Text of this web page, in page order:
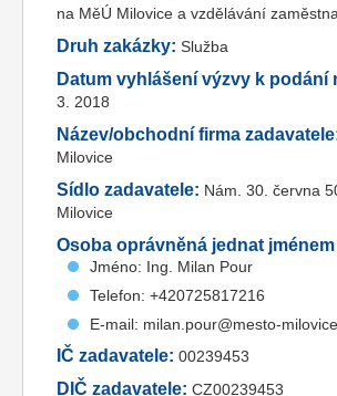
na MěÚ Milovice a vzdělávání
Druh zakázky: Služba
Datum vyhlášení výzvy k podání
3. 2018
Název/obchodní firma
Milovice
Sídlo zadavatele: Nám. 30. června
Milovice
Osoba oprávněná jednat
Jméno: Ing. Milan Pour
Telefon: +420725817216
E-mail: milan.pour@mesto-
IČ zadavatele: 00239453
DIČ zadavatele: CZ00239453